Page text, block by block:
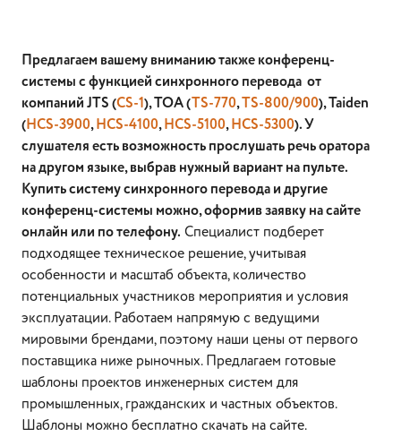
Предлагаем вашему вниманию также конференц-
системы с функцией синхронного перевода от
компаний JTS (CS-1), TOA (TS-770,TS-800/900), Taiden
(HCS-3900,HCS-4100,HCS-5100,HCS-5300). У
слушателя есть возможность прослушать речь оратора
на другом языке, выбрав нужный вариант на пульте.
Купить систему синхронного перевода и другие
конференц-системы можно, оформив заявку на сайте
онлайн или по телефону. Специалист подберет
подходящее техническое решение, учитывая
особенности и масштаб объекта, количество
потенциальных участников мероприятия и условия
эксплуатации. Работаем напрямую с ведущими
мировыми брендами, поэтому наши цены от первого
поставщика ниже рыночных. Предлагаем готовые
шаблоны проектов инженерных систем для
промышленных, гражданских и частных объектов.
Шаблоны можно бесплатно скачать на сайте.